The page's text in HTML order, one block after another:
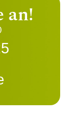
an!